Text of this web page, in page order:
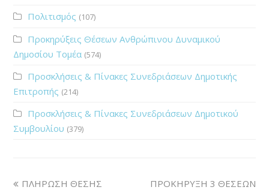
Πολιτισμός (107)
Προκηρύξεις Θέσεων Ανθρώπινου Δυναμικού
Δημοσίου Τομέα (574)
Προσκλήσεις & Πίνακες Συνεδριάσεων Δημοτικής
Επιτροπής (214)
Προσκλήσεις & Πίνακες Συνεδριάσεων Δημοτικού
Συμβουλίου (379)
ΠΛΗΡΩΣΗ ΘΕΣΗΣ
ΠΡΟΚΗΡΥΞΗ 3 ΘΕΣΕΩΝ